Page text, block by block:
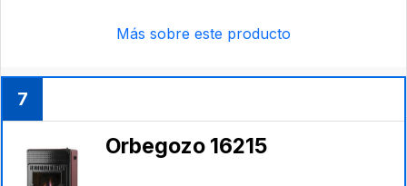
Más sobre este producto
7
Orbegozo 16215